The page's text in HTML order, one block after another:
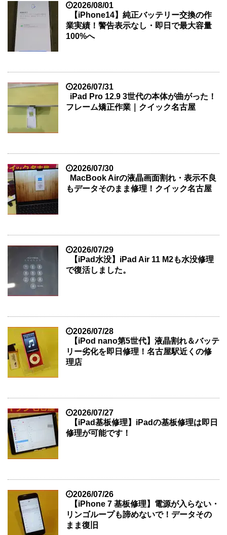
2026/08/01
【iPhone14】純正バッテリー交換の作
業実績！警告表示なし・即日で最大容量
100%へ
2026/07/31
iPad Pro 12.9 3世代の本体が曲がった！
フレーム矯正作業｜クイック名古屋
2026/07/30
MacBook Airの液晶画面割れ・表示不良
もデータそのまま修理！クイック名古屋
2026/07/29
【iPad水没】iPad Air 11 M2も水没修理
で復活しました。
2026/07/28
【iPod nano第5世代】液晶割れ＆バッテ
リー劣化を即日修理！名古屋駅近くの修
理店
2026/07/27
【iPad基板修理】iPadの基板修理は即日
修理が可能です！
2026/07/26
【iPhone 7 基板修理】電源が入らない・
リンゴループも諦めないで！データその
まま復旧